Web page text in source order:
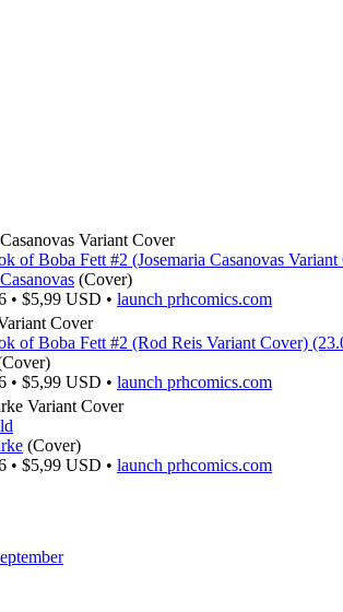
Variant Cover
(Cover)
• $5,99 USD • launch prhcomics.com
Cover
• $5,99 USD • launch prhcomics.com
Variant Cover
(Cover)
• $5,99 USD • launch prhcomics.com